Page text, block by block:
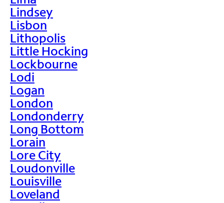
Lindsey
Lisbon
Lithopolis
Little Hocking
Lockbourne
Lodi
Logan
London
Londonderry
Long Bottom
Lorain
Lore City
Loudonville
Louisville
Loveland